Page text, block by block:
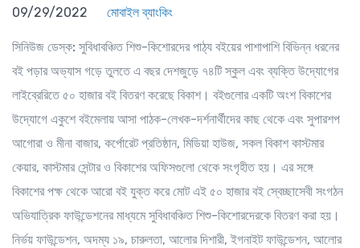
09/29/2022 মোবাইল ব্যাংকিং
সিনিউজ ডেস্ক: সুবিধাবঞ্চিত শিশু-কিশোরদের পাঠ্য বইয়ের পাশাপাশি বিভিন্ন ধরনের
বই পড়ার অভ্যাস গড়ে তুলতে এ বছর দেশজুড়ে ৭৪টি স্কুল এবং ব্যক্তি উদ্যোগের
লাইব্রেরিতে ৫০ হাজার বই বিতরণ করেছে বিকাশ। বইগুলোর একটি অংশ বিকাশের
উদ্যোগে একুশে বইমেলায় আসা পাঠক-লেখক-দর্শনার্থীদের কাছ থেকে এবং সুপারশপ
আগোরা ও মীনা বাজার, কর্পোরেট প্রতিষ্ঠান, মিডিয়া হাউজ, সকল বিকাশ কাস্টমার
কেয়ার, কাস্টমার সেন্টার ও বিকাশের অফিসগুলো থেকে সংগৃহীত হয়। এর সঙ্গে
বিকাশের পক্ষ থেকে আরো বই যুক্ত করে মোট এই ৫০ হাজার বই স্বেচ্ছাসেবী সংগঠন
অভিযাত্রিক ফাউন্ডেশনের মাধ্যমে সুবিধাবঞ্চিত শিশু-কিশোরদেরকে বিতরণ করা হয়।
নির্ভয় ফাউন্ডেশন, অদম্য ১৯, চারুলতা, আলোর দিশারী, ইগনাইট ফাউন্ডেশন, আলোর